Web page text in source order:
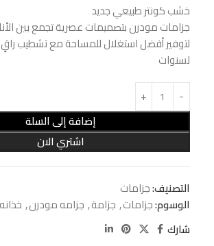
خشب كونتر طبيعي جديد
جزامات مودرن بتصميمات عصرية تجمع بين
لتوفير أفضل استغلال للمساحة مع تشطيب
لسنوات
إضافة إلى السلة
اشتري الان
التصنيف:جزامات
الوسوم:جزامات, جزامة, جزامه مودرن,
شارك